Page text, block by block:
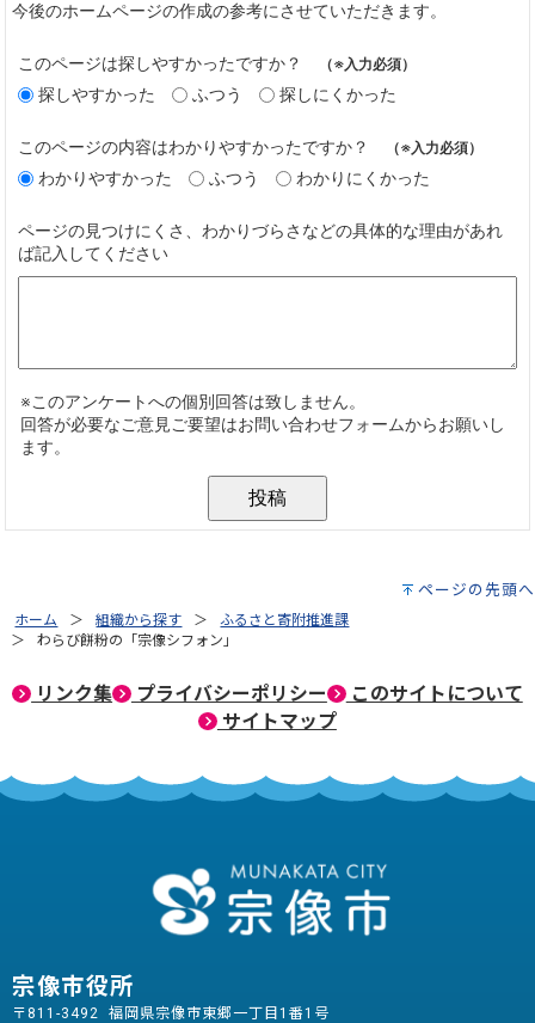
ページの先頭へ
ホーム 組織から探す
ふるさと寄附推進課
わらび餅粉の「宗像シフォン」
リンク集 プライバシーポリシー
このサイトについて
サイトマップ
宗像市役所
〒811-3492 福岡県宗像市東郷一丁目1番1号